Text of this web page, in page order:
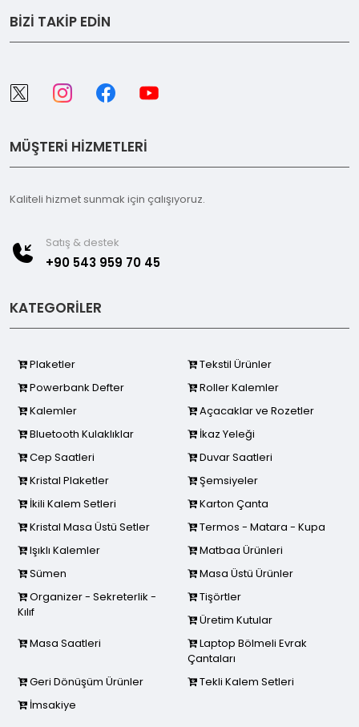
BİZİ TAKİP EDİN
MÜŞTERİ HİZMETLERİ
Kaliteli hizmet sunmak için çalışıyoruz.
Satış & destek
+90 543 959 70 45
KATEGORİLER
Plaketler
Tekstil Ürünler
Powerbank Defter
Roller Kalemler
Kalemler
Açacaklar ve Rozetler
Bluetooth Kulaklıklar
İkaz Yeleği
Cep Saatleri
Duvar Saatleri
Kristal Plaketler
Şemsiyeler
İkili Kalem Setleri
Karton Çanta
Kristal Masa Üstü Setler
Termos - Matara - Kupa
Işıklı Kalemler
Matbaa Ürünleri
Sümen
Masa Üstü Ürünler
Organizer - Sekreterlik -
Kılıf
Tişörtler
Üretim Kutular
Masa Saatleri
Laptop Bölmeli Evrak
Çantaları
Geri Dönüşüm Ürünler
Tekli Kalem Setleri
İmsakiye